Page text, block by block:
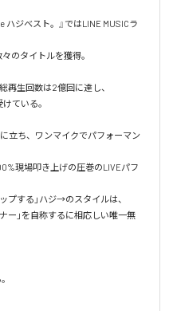
ハジベスト。』ではLINE MUSICラ
のタイトルを獲得。
再生回数は2億回に達し、
ている。
立ち、ワンマイクでパフォーマン
現場叩き上げの圧巻のLIVEパフ
プする」ハジ→のスタイルは、
ー」を自称するに相応しい唯一無